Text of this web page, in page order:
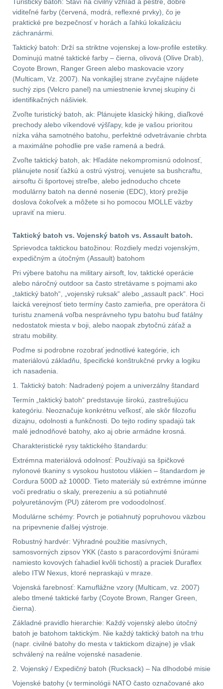
.40 .4110
.44 .45
.357 .38 (9mm)11
19118
AR106
Náradie a nástroje k
zbraniam33
AR1519
AK479
.227
.223 (5.56mm)8
.243 .260 (6.5mm)7
.270 .280 (7mm)7
.30 .308 (7.62mm)
11
12GA, 20GA10
.40 .41
.44 .456
.357 .38 (9mm)7
19116
AR104
Popruhy a poutka40
OPTIKY (145)
Kolimátory53
Zvětšovací moduly5
CQB21
Na vzduchovku15
Na kuše2
Přesné střílení22
viditeľné farby (červená, modrá, reflexné prvky), čo je
praktické pre bezpečnosť v horách a ľahkú lokalizáciu
záchranármi.
Taktický batoh: Drží sa striktne vojenskej a low-profile estetiky.
Dominujú matné taktické farby – čierna, olivová (Olive Drab),
Coyote Brown, Ranger Green alebo maskovacie vzory
(Multicam, Vz. 2007). Na vonkajšej strane zvyčajne nájdete
suchý zips (Velcro panel) na umiestnenie krvnej skupiny či
identifikačných nášiviek.
Zvoľte turistický batoh, ak: Plánujete klasický hiking, diaľkové
prechody alebo víkendové výšľapy, kde je vašou prioritou
nízka váha samotného batohu, perfektné odvetrávanie chrbta
a maximálne pohodlie pre vaše ramená a bedrá.
Zvoľte taktický batoh, ak: Hľadáte nekompromisnú odolnosť,
plánujete nosiť ťažkú a ostrú výstroj, venujete sa bushcraftu,
airsoftu či športovej streľbe, alebo jednoducho chcete
modulárny batoh na denné nosenie (EDC), ktorý prežije
doslova čokoľvek a môžete si ho pomocou MOLLE väzby
upraviť na mieru.
Taktický batoh vs. Vojenský batoh vs. Assault batoh.
Sprievodca taktickou batožinou: Rozdiely medzi vojenským,
expedičným a útočným (Assault) batohom
Pri výbere batohu na military airsoft, lov, taktické operácie
alebo náročný outdoor sa často stretávame s pojmami ako
„taktický batoh“, „vojenský ruksak“ alebo „assault pack“. Hoci
laická verejnosť tieto termíny často zamieňa, pre operátora či
turistu znamená voľba nesprávneho typu batohu buď fatálny
nedostatok miesta v boji, alebo naopak zbytočnú záťaž a
stratu mobility.
Poďme si podrobne rozobrať jednotlivé kategórie, ich
materiálovú základňu, špecifické konštrukčné prvky a logiku
ich nasadenia.
1. Taktický batoh: Nadradený pojem a univerzálny štandard
Termín „taktický batoh“ predstavuje širokú, zastrešujúcu
kategóriu. Neoznačuje konkrétnu veľkosť, ale skôr filozofiu
dizajnu, odolnosti a funkčnosti. Do tejto rodiny spadajú tak
malé jednodňové batohy, ako aj obrie armádne krosná.
Charakteristické rysy taktického štandardu:
Extrémna materiálová odolnosť: Používajú sa špičkové
nylonové tkaniny s vysokou hustotou vlákien – štandardom je
Cordura 500D až 1000D. Tieto materiály sú extrémne imúnne
voči predratiu o skaly, prerezeniu a sú potiahnuté
polyuretánovým (PU) záterom pre vodoodolnosť.
Modulárne schémy: Povrch je potiahnutý popruhovou väzbou
na pripevnenie ďalšej výstroje.
Robustný hardvér: Výhradné použitie masívnych,
samosvorných zipsov YKK (často s paracordovými šnúrami
namiesto kovových ťahadiel kvôli tichosti) a praciek Duraflex
alebo ITW Nexus, ktoré nepraskajú v mraze.
Vojenská farebnosť: Kamuflážne vzory (Multicam, vz. 2007)
alebo tlmené taktické farby (Coyote Brown, Ranger Green,
čierna).
Základné pravidlo hierarchie: Každý vojenský alebo útočný
batoh je batohom taktickým. Nie každý taktický batoh na trhu
(napr. civilné batohy do mesta v taktickom dizajne) je však
schválený na reálne vojenské nasadenie.
2. Vojenský / Expedičný batoh (Rucksack) – Na dlhodobé misie
Vojenské batohy (v terminológii NATO často označované ako